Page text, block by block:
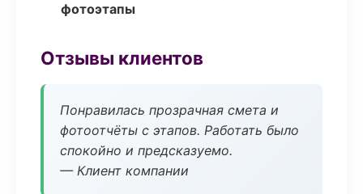
фотоэтапы
Отзывы клиентов
Понравилась прозрачная смета и
фотоотчёты с этапов. Работать было
спокойно и предсказуемо.
— Клиент компании